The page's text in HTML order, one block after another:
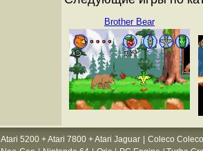
Brother Bear
Atari 5200 + Atari 7800 + Atari Jaguar
Coleco